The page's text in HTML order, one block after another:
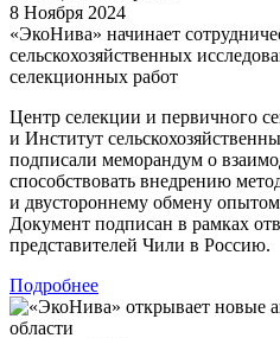
8 Ноября 2024
«ЭкоНива» начинает
сельскохозяйственных
селекционных работ
Центр селекции и первичного
и Институт
подписали меморандум о
способствовать внедрению
и двустороннему обмену
Документ подписан в рамках
представителей Чили в Россию.
Подробнее